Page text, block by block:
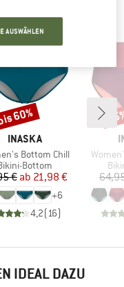
MARKE
INASKA
Bottom Chill
Bottom
Preis
€ reduzierter Preis
ab 21,98 €
+6
4,2( 16)
60%
Artikel
IDEAL DAZU
AUSWÄHLEN